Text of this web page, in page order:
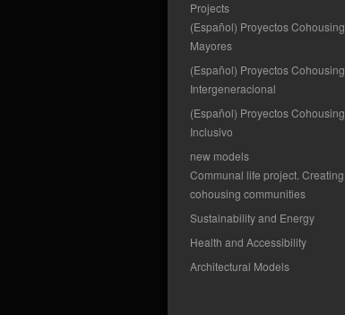
Projects
(Español) Proyectos Cohousing
Mayores
(Español) Proyectos Cohousing
Intergeneracional
(Español) Proyectos Cohousing
Inclusivo
new models
Communal life project. Creating
cohousing communities
Sustainability and Energy
Health and Accessibility
Architectural Models